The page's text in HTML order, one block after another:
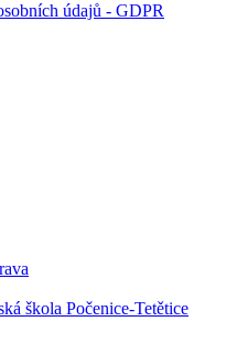
údajů - GDPR
škola Počenice-Tetětice